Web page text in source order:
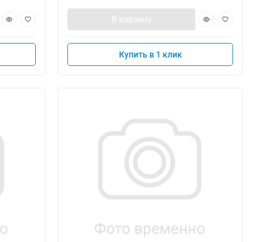
В корзину
Купить в 1 клик